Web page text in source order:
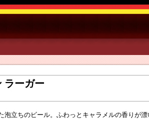
ラーガー
泡立ちのビール。ふわっとキャラメルの香りが